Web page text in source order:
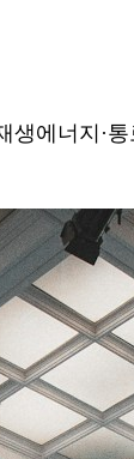
에너지·